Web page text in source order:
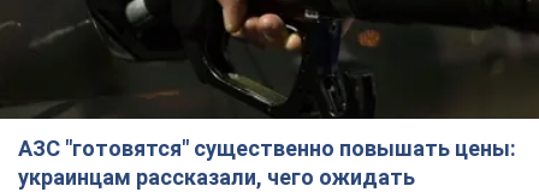
АЗС "готовятся" существенно повышать цены:
украинцам рассказали, чего ожидать